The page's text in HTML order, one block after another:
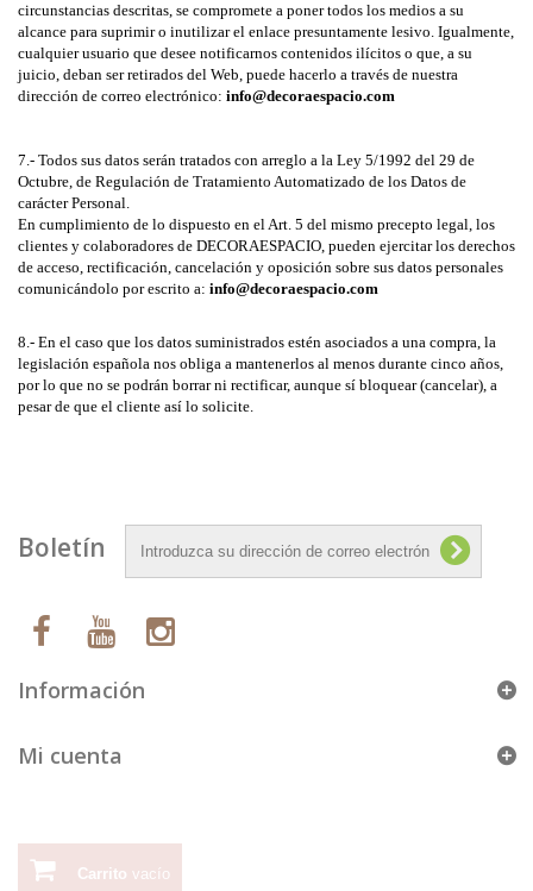
Carrito vacío
circunstancias descritas, se compromete a poner todos los medios a su
alcance para suprimir o inutilizar el enlace presuntamente lesivo. Igualmente,
cualquier usuario que desee notificarnos contenidos ilícitos o que, a su
juicio, deban ser retirados del Web, puede hacerlo a través de nuestra
dirección de correo electrónico: info@decoraespacio.com
7.- Todos sus datos serán tratados con arreglo a la Ley 5/1992 del 29 de
Octubre, de Regulación de Tratamiento Automatizado de los Datos de
carácter Personal.
En cumplimiento de lo dispuesto en el Art. 5 del mismo precepto legal, los
clientes y colaboradores de DECORAESPACIO, pueden ejercitar los derechos
de acceso, rectificación, cancelación y oposición sobre sus datos personales
comunicándolo por escrito a: info@decoraespacio.com
8.- En el caso que los datos suministrados estén asociados a una compra, la
legislación española nos obliga a mantenerlos al menos durante cinco años,
por lo que no se podrán borrar ni rectificar, aunque sí bloquear (cancelar), a
pesar de que el cliente así lo solicite.
Boletín
Información
Mi cuenta